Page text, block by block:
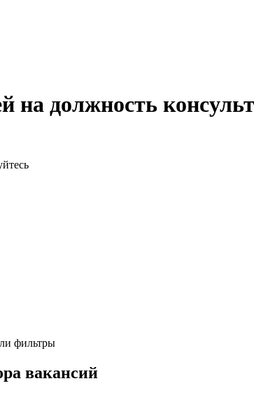
на должность
фильтры
вакансий